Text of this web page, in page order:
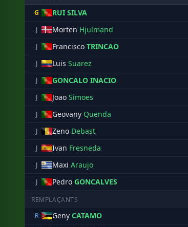
G RUI SILVA
J Morten Hjulmand
J Francisco TRINCAO
J Luis Suarez
J GONCALO INACIO
J Joao Simoes
J
Geovany Quenda
J
Zeno Debast
J
Ivan Fresneda
J
Maxi Araujo
J
Pedro GONCALVES
REMPLAÇANTS
R
Geny CATAMO